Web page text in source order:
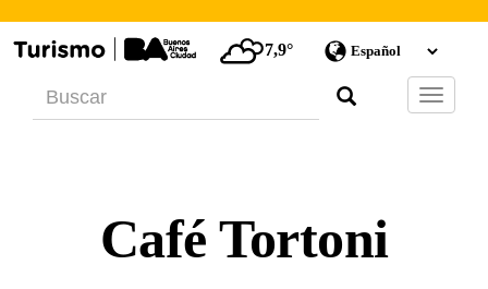
7,9°
Barra
de
Café Tortoni